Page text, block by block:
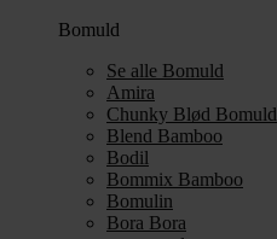
Bomuld
Se alle Bomuld
Amira
Chunky Blød Bomuld
Blend Bamboo
Bodil
Bommix Bamboo
Bomulin
Bora Bora